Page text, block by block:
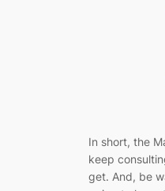
In short, the
keep
get. And, be